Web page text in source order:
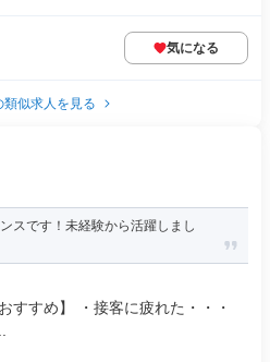
気になる
類似求人を見る
スです！未経験から活躍しまし
すすめ】 ・接客に疲れた・・・